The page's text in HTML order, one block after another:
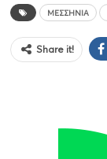
ΜΕΣΣΗΝΙΑ
Share it!